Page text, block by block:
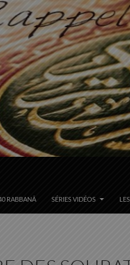
RABBANÂ SÉRIES VIDÉOS